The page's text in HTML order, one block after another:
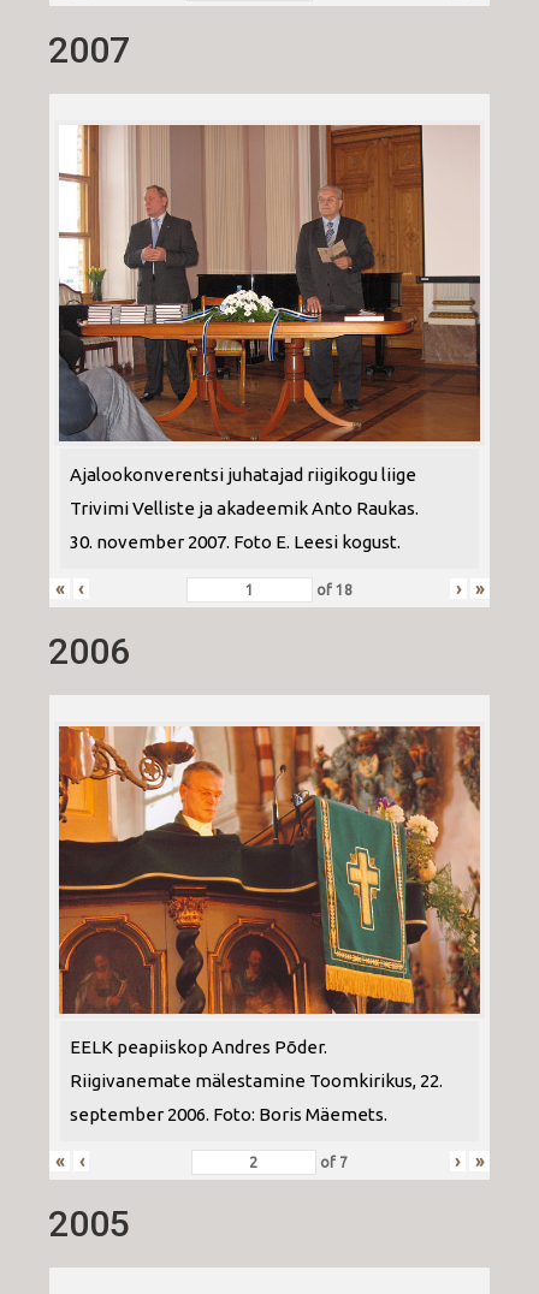
2007
Ajalookonverentsi juhatajad riigikogu liige
Trivimi Velliste ja akadeemik Anto Raukas.
30. november 2007. Foto E. Leesi kogust.
« ‹ of18 › »
2006
EELK peapiiskop Andres Põder.
Riigivanemate mälestamine Toomkirikus, 22.
september 2006. Foto: Boris Mäemets.
« ‹ of 7 › »
2005